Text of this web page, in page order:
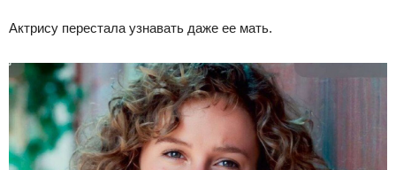
Актрису перестала узнавать даже ее мать.